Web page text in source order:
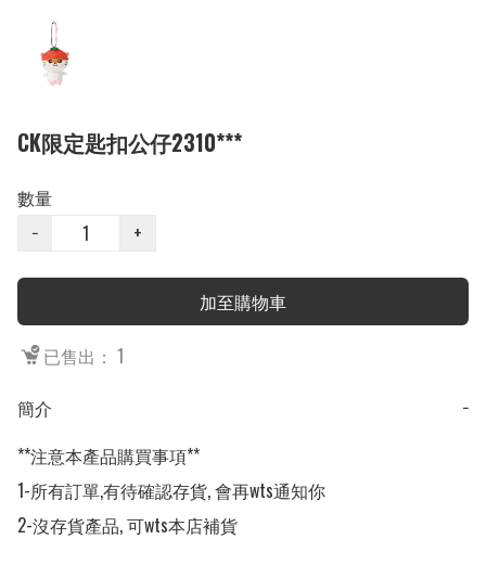
CK限定匙扣公仔2310***
數量
−
+
加至購物車
已售出： 1
簡介
−
**注意本產品購買事項**
1-所有訂單,有待確認存貨, 會再wts通知你
2-沒存貨產品, 可wts本店補貨